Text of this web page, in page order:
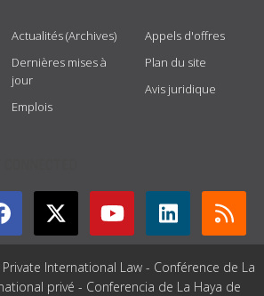
Actualités (Archives)
Dernières mises à
jour
Emplois
Appels d'offres
Plan du site
Avis juridique
International Law - Conférence de La
privé - Conferencia de La Haya de